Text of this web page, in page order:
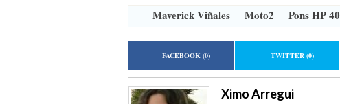
Maverick Viñales Moto2 Pons HP 40
FACEBOOK(0) TWITTER(0)
Ximo Arregui